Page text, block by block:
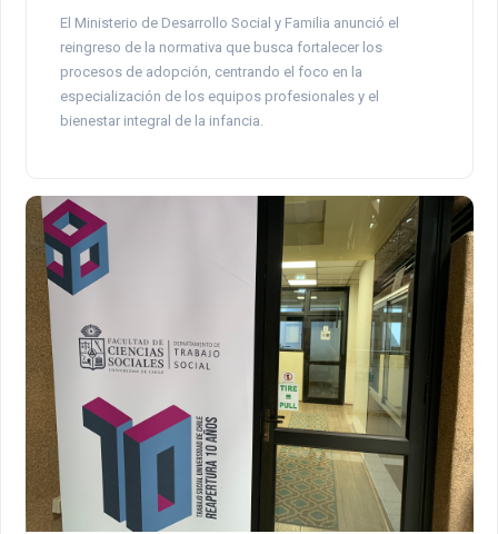
El Ministerio de Desarrollo Social y Familia anunció el
reingreso de la normativa que busca fortalecer los
procesos de adopción, centrando el foco en la
especialización de los equipos profesionales y el
bienestar integral de la infancia.